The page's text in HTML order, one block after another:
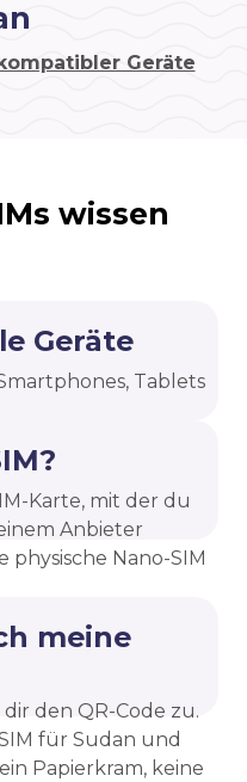
Geräte
wissen
Geräte
Tablets
Karte, mit der du
Anbieter
physische Nano-SIM
meine
den QR-Code zu.
für Sudan und
Papierkram, keine